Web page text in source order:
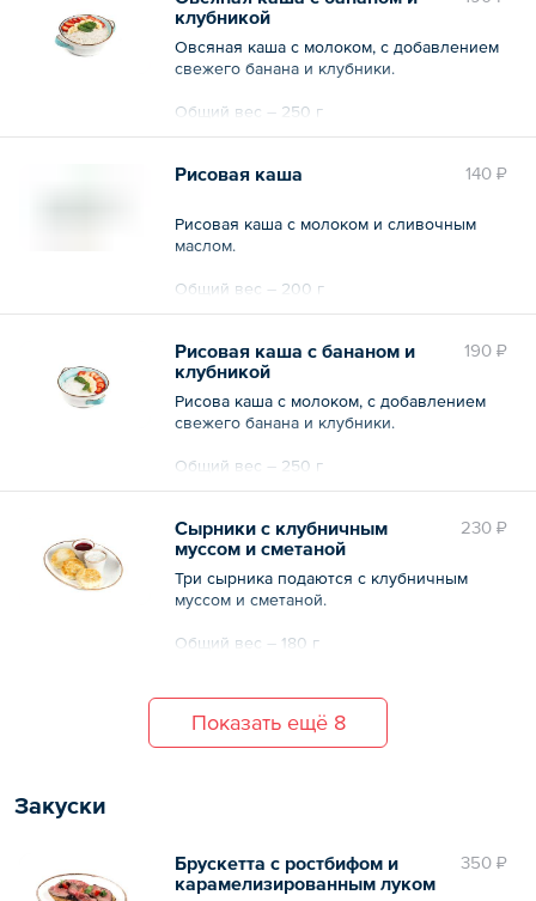
клубникой
Овсяная каша с молоком, с добавлением
свежего банана и клубники.
Общий вес – 250 г
140 ₽
Рисовая каша
Рисовая каша с молоком и сливочным
маслом.
Общий вес – 200 г
190 ₽
Рисовая каша с бананом и
клубникой
Рисова каша с молоком, с добавлением
свежего банана и клубники.
Общий вес – 250 г
230 ₽
Сырники с клубничным
муссом и сметаной
Три сырника подаются с клубничным
муссом и сметаной.
Общий вес – 180 г
Показать ещё 8
Закуски
350 ₽
Брускетта с ростбифом и
карамелизированным луком